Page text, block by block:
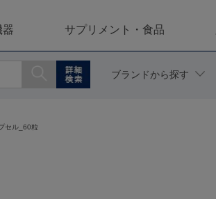
器 サプリメント・食品
ブランドから探す
セル_60粒